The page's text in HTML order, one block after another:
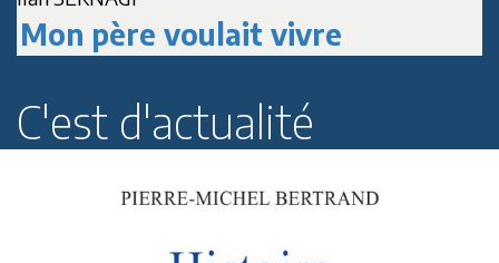
Mon père voulait vivre
C'est d'actualité